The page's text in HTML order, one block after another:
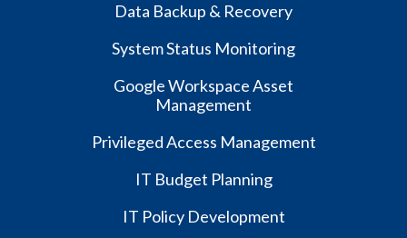
Data Backup & Recovery
System Status Monitoring
Google Workspace Asset
Management
Privileged Access Management
IT Budget Planning
IT Policy Development